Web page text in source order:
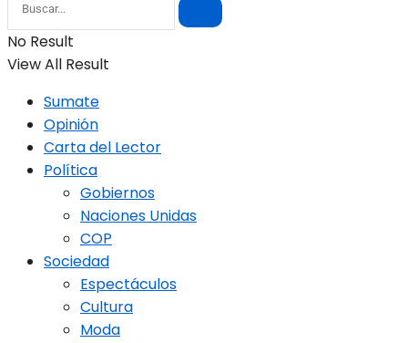
No Result
View All Result
Sumate
Opinión
Carta del Lector
Política
Gobiernos
Naciones Unidas
COP
Sociedad
Espectáculos
Cultura
Moda